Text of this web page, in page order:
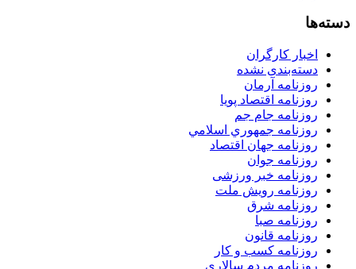
دسته‌ها
اخبار کارگران
دسته‌بندی نشده
روزنامه آرمان
روزنامه اقتصاد پویا
روزنامه جام جم
روزنامه جمهوري اسلامي
روزنامه جهان اقتصاد
روزنامه جوان
روزنامه خبر ورزشى
روزنامه رویش ملت
روزنامه شرق
روزنامه صبا
روزنامه قانون
روزنامه كسب و كار
روزنامه مردم سالاری